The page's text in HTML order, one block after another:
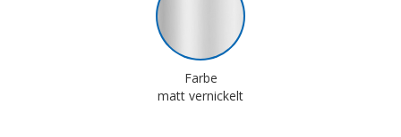
Farbe
matt vernickelt